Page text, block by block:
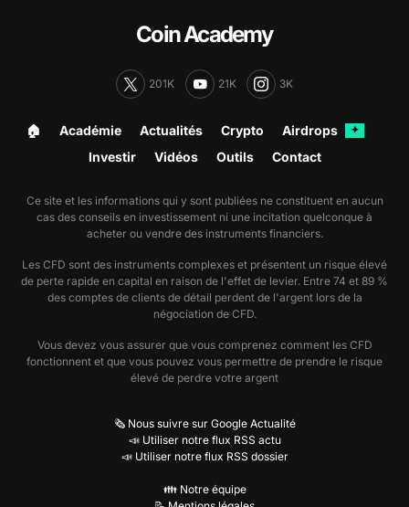
Coin Academy
201K 21K 3K
🏠︎ Académie Actualités Crypto Airdrops ✦
Investir Vidéos Outils Contact
Ce site et les informations qui y sont publiées ne constituent en aucun
cas des conseils en investissement ni une incitation quelconque à
acheter ou vendre des instruments financiers.
Les CFD sont des instruments complexes et présentent un risque élevé
de perte rapide en capital en raison de l'effet de levier. Entre 74 et 89 %
des comptes de clients de détail perdent de l'argent lors de la
négociation de CFD.
Vous devez vous assurer que vous comprenez comment les CFD
fonctionnent et que vous pouvez vous permettre de prendre le risque
élevé de perdre votre argent
🗞️ Nous suivre sur Google Actualité
📣 Utiliser notre flux RSS actu
📣 Utiliser notre flux RSS dossier
👪 Notre équipe